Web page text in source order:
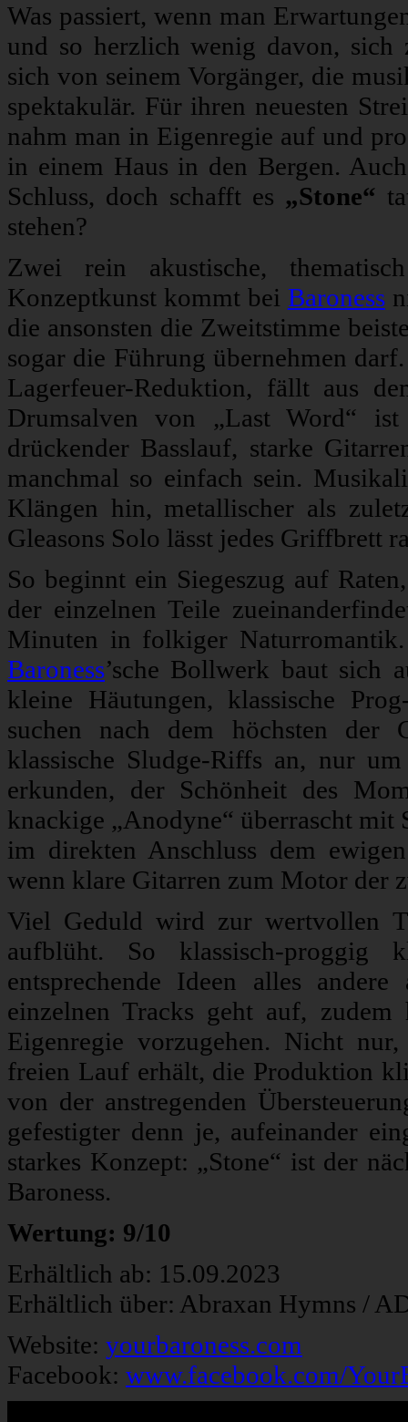
Was passiert, wenn man
und so herzlich wenig davon, sich
sich von seinem Vorgänger, die
spektakulär. Für ihren neuesten
nahm man in Eigenregie auf und
in einem Haus in den Bergen.
Schluss, doch schafft es „Stone“
stehen?
Zwei rein akustische,
Konzeptkunst kommt bei Baroness
die ansonsten die Zweitstimme
sogar die Führung übernehmen
Lagerfeuer-Reduktion, fällt aus
Drumsalven von „Last Word“
drückender Basslauf, starke
manchmal so einfach sein.
Klängen hin, metallischer als
Gleasons Solo lässt jedes Griffbrett
So beginnt ein Siegeszug auf
der einzelnen Teile
Minuten in folkiger
Baroness’sche Bollwerk baut sich
kleine Häutungen, klassische
suchen nach dem höchsten der
klassische Sludge-Riffs an, nur
erkunden, der Schönheit des
knackige „Anodyne“ überrascht mit
im direkten Anschluss dem
wenn klare Gitarren zum Motor der
Viel Geduld wird zur wertvollen
aufblüht. So klassisch-proggig
entsprechende Ideen alles
einzelnen Tracks geht auf,
Eigenregie vorzugehen. Nicht
freien Lauf erhält, die Produktion
von der anstregenden
gefestigter denn je, aufeinander
starkes Konzept: „Stone“ ist der
Baroness.
Wertung: 9/10
Erhältlich ab: 15.09.2023
Erhältlich über: Abraxan Hymns /
Website: yourbaroness.com
Facebook: www.facebook.com/